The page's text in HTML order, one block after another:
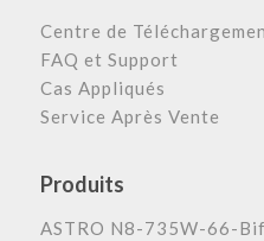
Centre de
FAQ et Support
Cas Appliqués
Service Après Vente
Produits
ASTRO N8-735W-66-